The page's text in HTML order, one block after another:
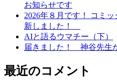
お知らせです
2026年８月です！ コミ
新しました！
AIと語るウマチー（下）
届きました！ 神谷先生
最近のコメント